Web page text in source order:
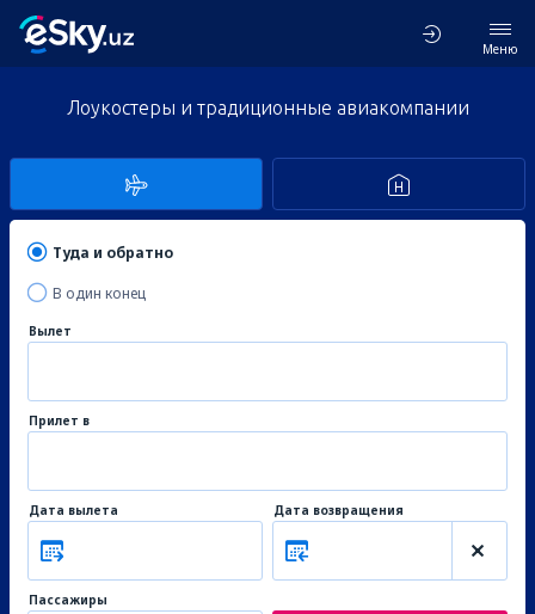
Меню
Лоукостеры и традиционные авиакомпании
Туда и обратно
В один конец
Вылет
Прилет в
Дата вылета Дата возвращения
Пассажиры